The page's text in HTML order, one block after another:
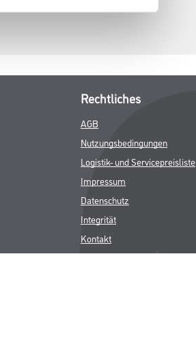
Rechtliches
AGB
Nutzungsbedingungen
Logistik- und Servicepreisliste
Impressum
Datenschutz
Integrität
Kontakt